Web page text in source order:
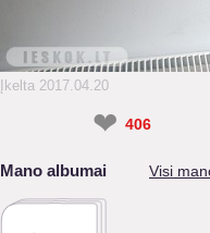
Įkelta 2017.04.20
❤ 406
Mano albumai Visi